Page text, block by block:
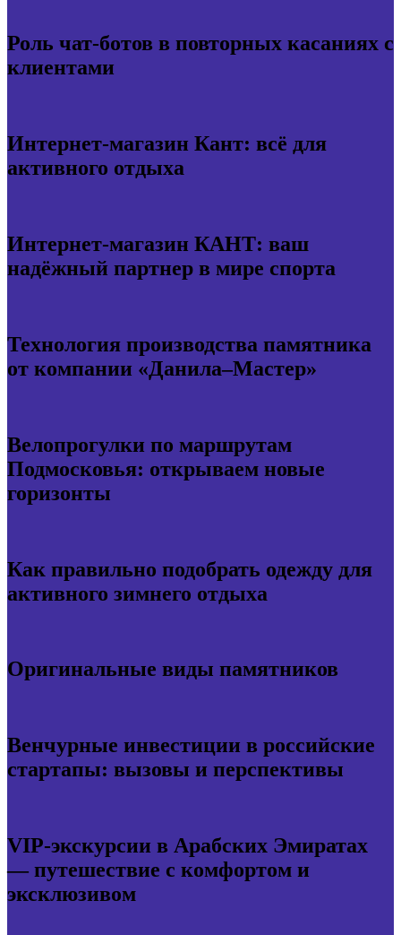
Роль чат-ботов в повторных касаниях с
клиентами
Интернет-магазин Кант: всё для
активного отдыха
Интернет-магазин КАНТ: ваш
надёжный партнер в мире спорта
Технология производства памятника
от компании «Данила–Мастер»
Велопрогулки по маршрутам
Подмосковья: открываем новые
горизонты
Как правильно подобрать одежду для
активного зимнего отдыха
Оригинальные виды памятников
Венчурные инвестиции в российские
стартапы: вызовы и перспективы
VIP-экскурсии в Арабских Эмиратах
— путешествие с комфортом и
эксклюзивом